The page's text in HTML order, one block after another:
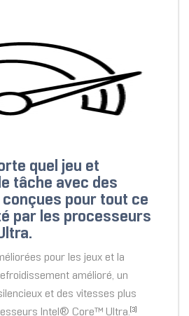
quel jeu et
tâche avec des
pour tout ce
par les processeurs
pour les jeux et la
amélioré, un
et des vitesses plus
Intel® Core™ Ultra. [3]